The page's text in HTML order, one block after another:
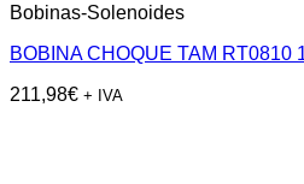
Bobinas-Solenoides
BOBINA CHOQUE TAM RT0810
211,98€ + IVA